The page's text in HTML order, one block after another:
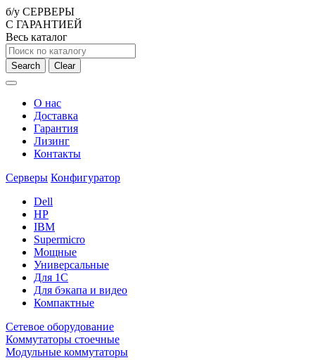
б/у СЕРВЕРЫ
С ГАРАНТИЕЙ
Весь каталог
Search Clear
О нас
Доставка
Гарантия
Лизинг
Контакты
Серверы Конфигуратор
Dell
HP
IBM
Supermicro
Мощные
Универсальные
Для 1С
Для бэкапа и видео
Компактные
Сетевое оборудование
Коммутаторы стоечные
Модульные коммутаторы